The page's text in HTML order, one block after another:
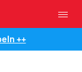
++